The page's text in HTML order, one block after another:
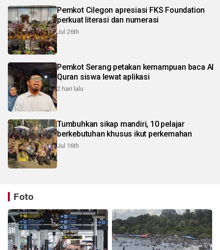
Pemkot Cilegon apresiasi FKS Foundation
perkuat literasi dan numerasi
Jul 26th
Pemkot Serang petakan kemampuan baca Al
Quran siswa lewat aplikasi
2 hari lalu
Tumbuhkan sikap mandiri, 10 pelajar
berkebutuhan khusus ikut perkemahan
Jul 16th
Foto